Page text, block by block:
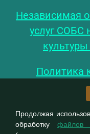
Независимая
услуг СОБС
Политика
Продолжая
обработку файлов